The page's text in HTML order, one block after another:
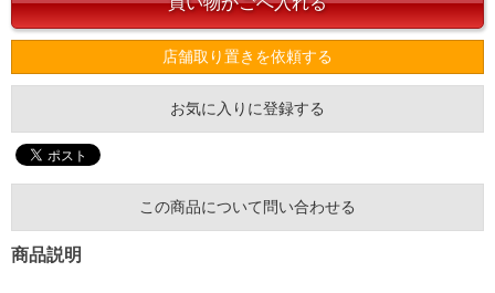
店舗取り置きを依頼する
お気に入りに登録する
この商品について問い合わせる
商品説明